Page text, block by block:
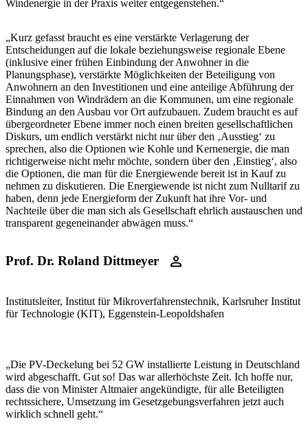
Windenergie in der Praxis weiter entgegenstehen.“
„Kurz gefasst braucht es eine verstärkte Verlagerung der
Entscheidungen auf die lokale beziehungsweise regionale Ebene
(inklusive einer frühen Einbindung der Anwohner in die
Planungsphase), verstärkte Möglichkeiten der Beteiligung von
Anwohnern an den Investitionen und eine anteilige Abführung der
Einnahmen von Windrädern an die Kommunen, um eine regionale
Bindung an den Ausbau vor Ort aufzubauen. Zudem braucht es auf
übergeordneter Ebene immer noch einen breiten gesellschaftlichen
Diskurs, um endlich verstärkt nicht nur über den ‚Ausstieg‘ zu
sprechen, also die Optionen wie Kohle und Kernenergie, die man
richtigerweise nicht mehr möchte, sondern über den ‚Einstieg‘, also
die Optionen, die man für die Energiewende bereit ist in Kauf zu
nehmen zu diskutieren. Die Energiewende ist nicht zum Nulltarif zu
haben, denn jede Energieform der Zukunft hat ihre Vor- und
Nachteile über die man sich als Gesellschaft ehrlich austauschen und
transparent gegeneinander abwägen muss.“
Prof. Dr. Roland Dittmeyer
Institutsleiter, Institut für Mikroverfahrenstechnik, Karlsruher Institut
für Technologie (KIT), Eggenstein-Leopoldshafen
„Die PV-Deckelung bei 52 GW installierte Leistung in Deutschland
wird abgeschafft. Gut so! Das war allerhöchste Zeit. Ich hoffe nur,
dass die von Minister Altmaier angekündigte, für alle Beteiligten
rechtssichere, Umsetzung im Gesetzgebungsverfahren jetzt auch
wirklich schnell geht.“